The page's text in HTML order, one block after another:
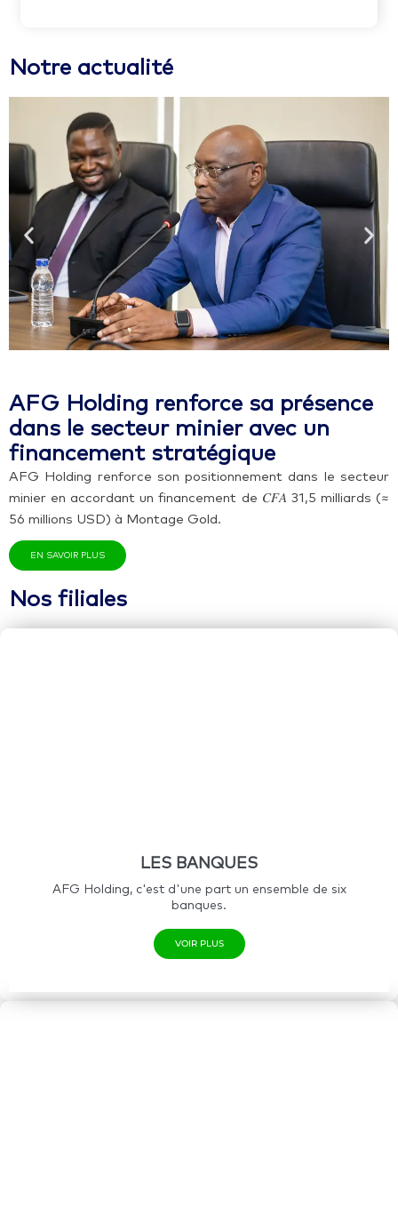
Notre actualité
AFG Holding renforce sa présence
dans le secteur minier avec un
financement stratégique
AFG Holding renforce son positionnement dans le secteur
minier en accordant un financement de 𝐶𝐹𝐴 31,5 milliards (≈
56 millions USD) à Montage Gold .
EN SAVOIR PLUS
Nos filiales
LES BANQUES
AFG Holding, c'est d'une part un ensemble de six
banques.
VOIR PLUS